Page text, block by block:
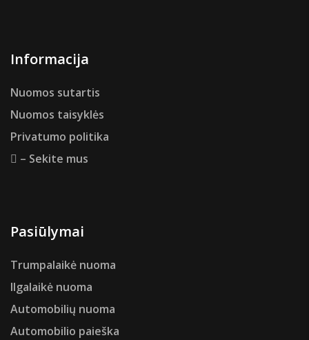
Informacija
Nuomos sutartis
Nuomos taisyklės
Privatumo politika
– Sekite mus
Pasiūlymai
Trumpalaikė nuoma
Ilgalaikė nuoma
Automobilių nuoma
Automobilio paieška